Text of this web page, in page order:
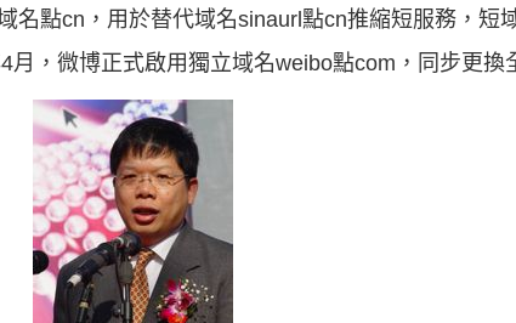
名點cn，用於替代域名sinaurl點cn推縮短服務，短
，微博正式啟用獨立域名weibo點com，同步更換